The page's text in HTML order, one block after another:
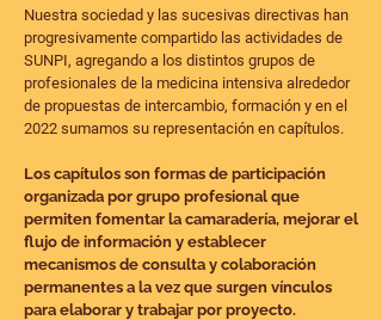
Nuestra sociedad y las sucesivas directivas han
progresivamente compartido las actividades de
SUNPI, agregando a los distintos grupos de
profesionales de la medicina intensiva alrededor
de propuestas de intercambio, formación y en el
2022 sumamos su representación en capítulos.
Los capítulos son formas de participación
organizada por grupo profesional que
permiten fomentar la camaradería, mejorar el
flujo de información y establecer
mecanismos de consulta y colaboración
permanentes a la vez que surgen vínculos
para elaborar y trabajar por proyecto.